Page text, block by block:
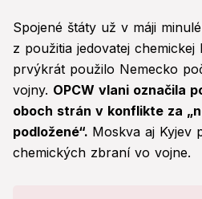
Spojené štáty už v máji
z použitia jedovatej
prvýkrát použilo Nemecko
vojny. OPCW vlani označila
oboch strán v konflikte za
podložené“. Moskva aj Kyjev
chemických zbraní vo vojne.